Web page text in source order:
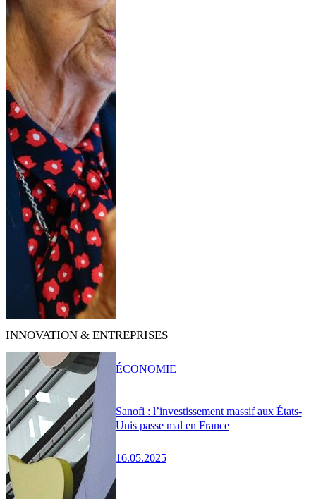
INNOVATION & ENTREPRISES
Sanofi : l’investissement massif aux États-
Unis passe mal en France
16.05.2025
ÉCONOMIE